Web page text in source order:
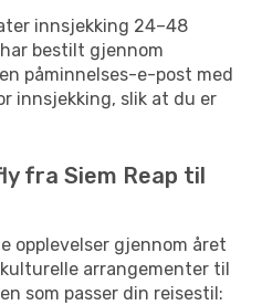
innsjekking 24–48
bestilt gjennom
påminnelses-e-post med
innsjekking, slik at du er
fra Siem Reap til
opplevelser gjennom året
arrangementer til
som passer din reisestil: